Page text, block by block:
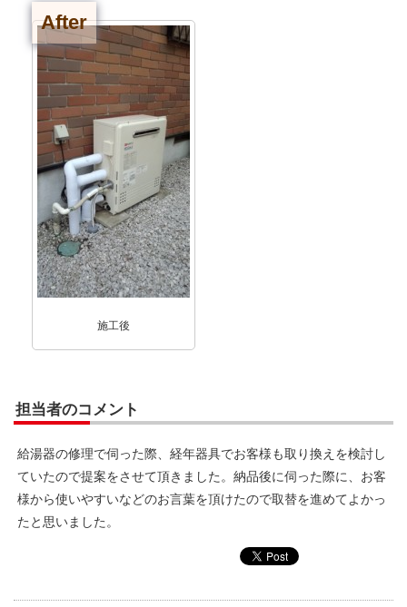
After
施工後
担当者のコメント
給湯器の修理で伺った際、経年器具でお客様も取り換えを検討し
ていたので提案をさせて頂きました。納品後に伺った際に、お客
様から使いやすいなどのお言葉を頂けたので取替を進めてよかっ
たと思いました。